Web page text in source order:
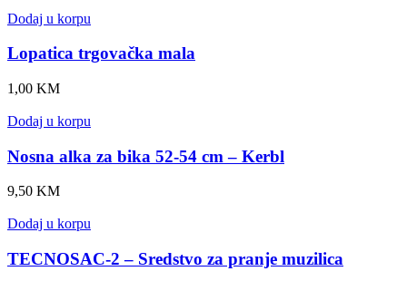
Dodaj u korpu
Lopatica trgovačka mala
1,00 KM
Dodaj u korpu
Nosna alka za bika 52-54 cm – Kerbl
9,50 KM
Dodaj u korpu
TECNOSAC-2 – Sredstvo za pranje muzilica